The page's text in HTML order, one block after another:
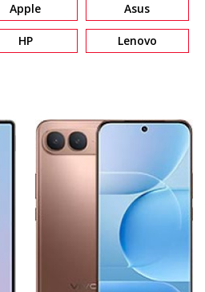
Apple Asus
HP Lenovo